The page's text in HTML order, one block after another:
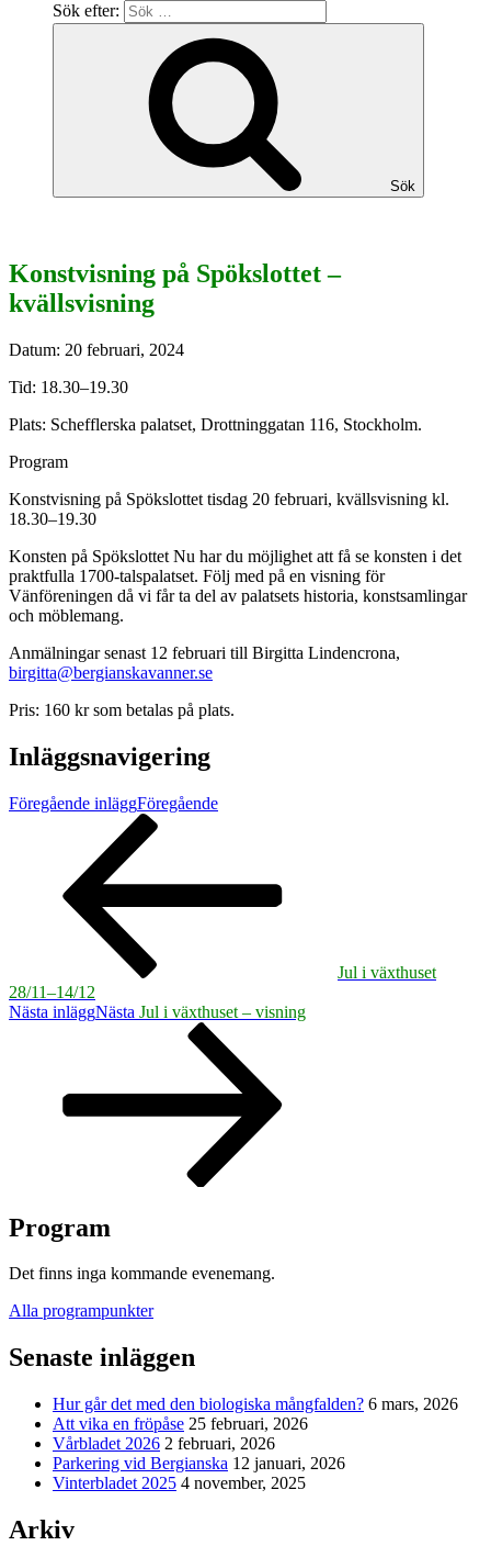
Sök efter:
Sök
Konstvisning på Spökslottet –
kvällsvisning
Datum: 20 februari, 2024
Tid: 18.30–19.30
Plats: Schefflerska palatset, Drottninggatan 116, Stockholm.
Program
Konstvisning på Spökslottet tisdag 20 februari, kvällsvisning kl.
18.30–19.30
Konsten på Spökslottet Nu har du möjlighet att få se konsten i det
praktfulla 1700-talspalatset. Följ med på en visning för
Vänföreningen då vi får ta del av palatsets historia, konstsamlingar
och möblemang.
Anmälningar senast 12 februari till Birgitta Lindencrona,
birgitta@bergianskavanner.se
Pris: 160 kr som betalas på plats.
Inläggsnavigering
Föregående inläggFöregående
Jul i växthuset
28/11–14/12
Nästa inläggNästa Jul i växthuset – visning
Program
Det finns inga kommande evenemang.
Alla programpunkter
Senaste inläggen
Hur går det med den biologiska mångfalden? 6 mars, 2026
Att vika en fröpåse 25 februari, 2026
Vårbladet 2026 2 februari, 2026
Parkering vid Bergianska 12 januari, 2026
Vinterbladet 2025 4 november, 2025
Arkiv